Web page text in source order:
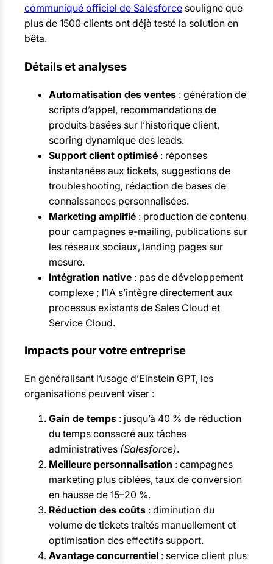
communiqué officiel de Salesforce souligne que
plus de 1500 clients ont déjà testé la solution en
bêta.
Détails et analyses
Automatisation des ventes : génération de
scripts d’appel, recommandations de
produits basées sur l’historique client,
scoring dynamique des leads.
Support client optimisé : réponses
instantanées aux tickets, suggestions de
troubleshooting, rédaction de bases de
connaissances personnalisées.
Marketing amplifié : production de contenu
pour campagnes e-mailing, publications sur
les réseaux sociaux, landing pages sur
mesure.
Intégration native : pas de développement
complexe ; l’IA s’intègre directement aux
processus existants de Sales Cloud et
Service Cloud.
Impacts pour votre entreprise
En généralisant l’usage d’Einstein GPT, les
organisations peuvent viser :
Gain de temps : jusqu’à 40 % de réduction
du temps consacré aux tâches
administratives (Salesforce).
Meilleure personnalisation : campagnes
marketing plus ciblées, taux de conversion
en hausse de 15–20 %.
Réduction des coûts : diminution du
volume de tickets traités manuellement et
optimisation des effectifs support.
Avantage concurrentiel : service client plus